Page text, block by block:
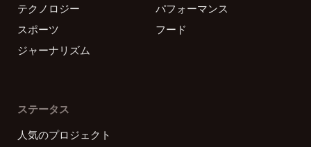
テクノロジー
パフォーマンス
スポーツ
フード
ジャーナリズム
ステータス
人気のプロジェクト